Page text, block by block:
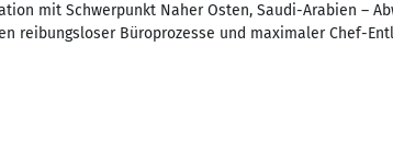
mit Schwerpunkt Naher Osten, Saudi-Arabien –
reibungsloser Büroprozesse und maximaler Chef-